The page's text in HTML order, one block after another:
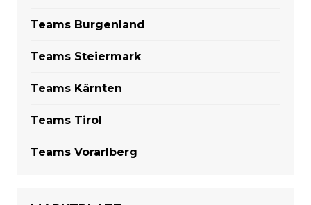
Teams Burgenland
Teams Steiermark
Teams Kärnten
Teams Tirol
Teams Vorarlberg